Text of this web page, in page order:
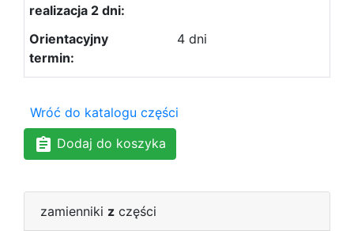
4 dni
Wróć do katalogu części
Dodaj do koszyka
zamienniki z części